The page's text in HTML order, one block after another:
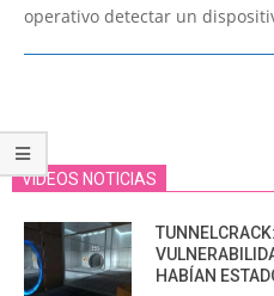
operativo detectar un
VIDEOS NOTICIAS
HABÍAN